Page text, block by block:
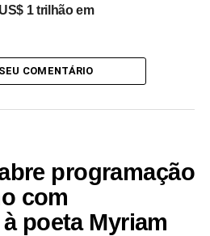
dívidas diretamente a
capitais é vantajosa para
Saiba+
1 trilhão em
COMENTÁRIO
programação
com
poeta Myriam